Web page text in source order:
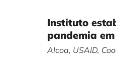
Instituto
pandemia
Alcoa, USAID,